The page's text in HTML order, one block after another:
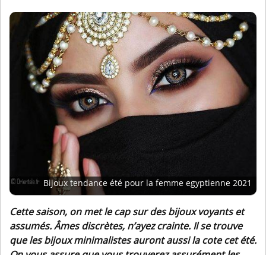
Bijoux tendance été pour la femme egyptienne 2021
Cette saison, on met le cap sur des bijoux voyants et
assumés. Âmes discrètes, n’ayez crainte. Il se trouve
que les bijoux minimalistes auront aussi la cote cet été.